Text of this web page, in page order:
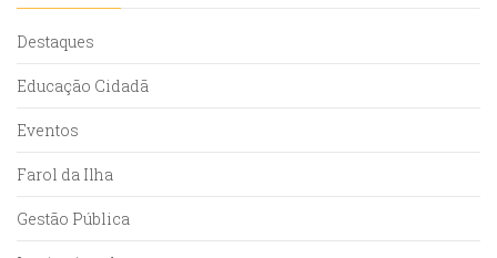
Destaques
Educação Cidadã
Eventos
Farol da Ilha
Gestão Pública